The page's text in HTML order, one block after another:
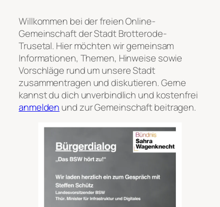
Willkommen bei der freien Online-
Gemeinschaft der Stadt Brotterode-
Trusetal. Hier möchten wir gemeinsam
Informationen, Themen, Hinweise sowie
Vorschläge rund um unsere Stadt
zusammentragen und diskutieren. Gerne
kannst du dich unverbindlich und kostenfrei
anmelden und zur Gemeinschaft beitragen.